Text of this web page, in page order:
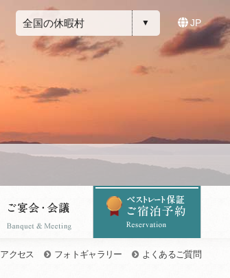
全国の休暇村 JP
アクセス フォトギャラリー よくあるご質問